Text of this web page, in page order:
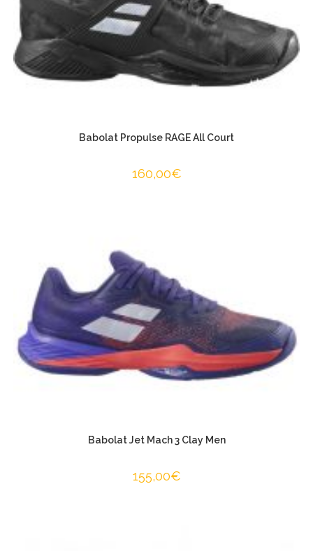
Babolat Propulse RAGE All Court
160,00€
Babolat Jet Mach 3 Clay Men
155,00€